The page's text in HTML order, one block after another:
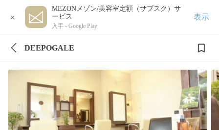
×
MEZONメゾン/美容室定額（サブスク）サ
ービス
入手 - Google Play
表示
DEEPOGALE